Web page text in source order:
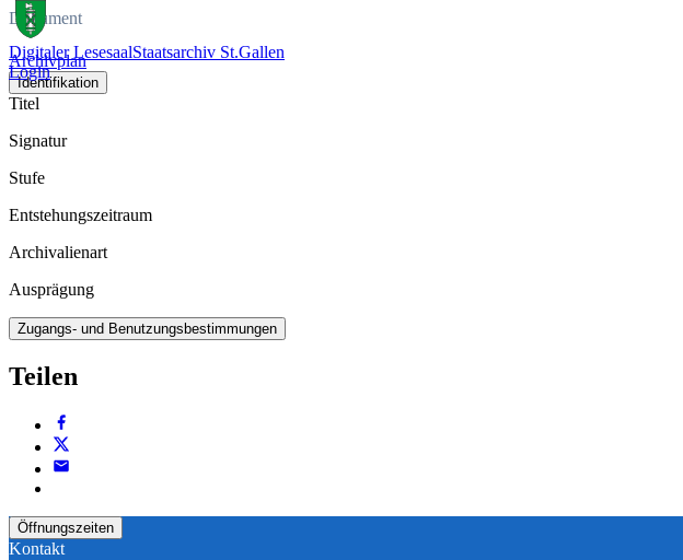
Digitaler LesesaalStaatsarchiv St.Gallen
Login
Dokument
Archivplan
Identifikation
Titel
Signatur
Stufe
Entstehungszeitraum
Archivalienart
Ausprägung
Zugangs- und Benutzungsbestimmungen
Teilen
Öffnungszeiten
Kontakt